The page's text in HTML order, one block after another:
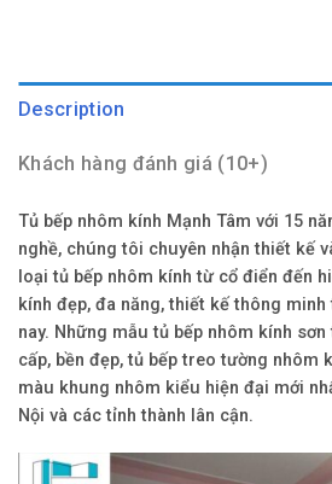
Description
Khách hàng đánh giá (10+)
Tủ bếp nhôm kính Mạnh Tâm với 15
nghề, chúng tôi chuyên nhận thiết kế
loại tủ bếp nhôm kính từ cổ điển đến
kính đẹp, đa năng, thiết kế thông
nay. Những mẫu tủ bếp nhôm kính
cấp, bền đẹp, tủ bếp treo tường nhôm
màu khung nhôm kiểu hiện đại mới
Nội và các tỉnh thành lân cận.